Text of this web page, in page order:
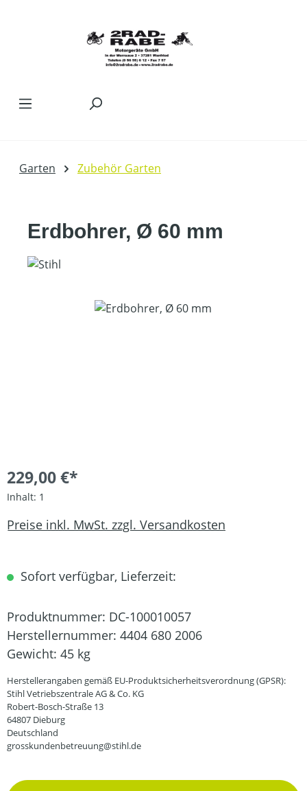
Garten Zubehör Garten
Erdbohrer, Ø 60 mm
Bildergalerie überspringen
229,00 €*
Inhalt: 1
Preise inkl. MwSt. zzgl. Versandkosten
Sofort verfügbar, Lieferzeit:
Produktnummer: DC-100010057
Herstellernummer: 4404 680 2006
Gewicht: 45 kg
Herstellerangaben gemäß EU-Produktsicherheitsverordnung (GPSR):
Stihl Vetriebszentrale AG & Co. KG
Robert-Bosch-Straße 13
64807 Dieburg
Deutschland
grosskundenbetreuung@stihl.de